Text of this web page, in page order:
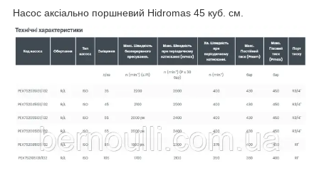
Насос аксіально поршневий Hidromas 45 куб. см.